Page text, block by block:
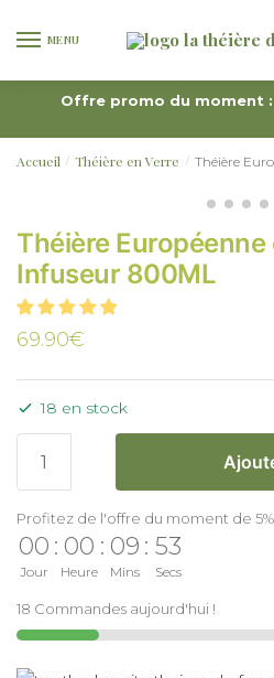
MENU
Offre promo du moment :
Accueil / Théière en Verre / Théière
Théière Européenne
Infuseur 800ML
69.90€
18 en stock
Profitez de l'offre du moment de
00
Jour
: 00
Heure
: 09
Mins
: 53
Secs
18 Commandes aujourd'hui !